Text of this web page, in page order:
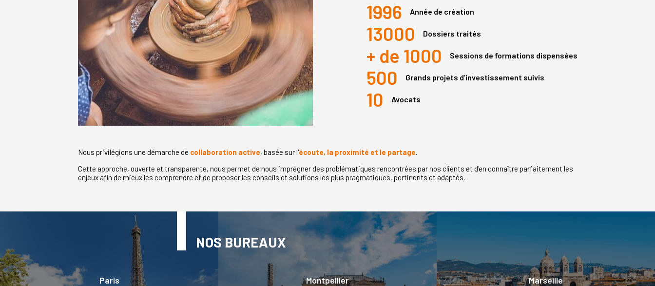
1996 Année de création
13000 Dossiers traités
+ de 1000 Sessions de formations dispensées
500 Grands projets d’investissement suivis
10 Avocats
Nous privilégions une démarche de collaboration active, basée sur l'écoute, la proximité et le partage.
Cette approche, ouverte et transparente, nous permet de nous imprégner des problématiques rencontrées par nos clients et d'en connaître parfaitement les
enjeux afin de mieux les comprendre et de proposer les conseils et solutions les plus pragmatiques, pertinents et adaptés.
NOS BUREAUX
Paris
Montpellier
Marseille